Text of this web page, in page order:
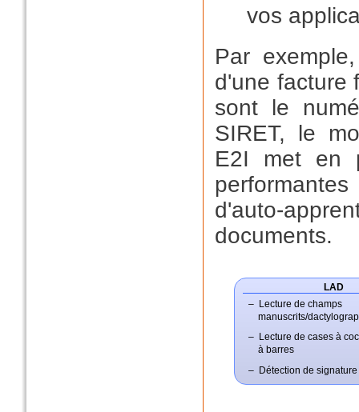
vos
Par
d'une facture
sont le
SIRET, le
E2I met en
d'auto-
documents.
LAD
Lecture de champs
manuscrits/
Lecture de cases à
à barres
Détection de signature